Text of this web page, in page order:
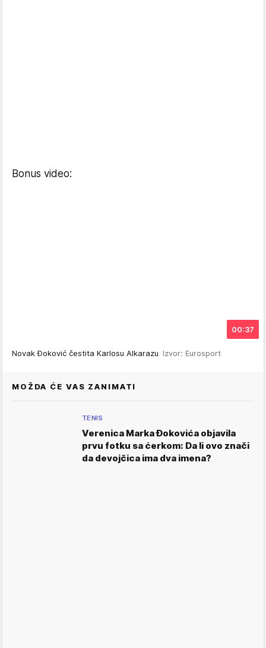
Bonus video:
00:37
Novak Đoković čestita Karlosu Alkarazu Izvor: Eurosport
MOŽDA ĆE VAS ZANIMATI
TENIS
Verenica Marka Đokovića objavila
prvu fotku sa ćerkom: Da li ovo znači
da devojčica ima dva imena?